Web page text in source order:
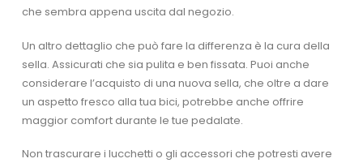
che sembra appena uscita dal negozio.
Un altro dettaglio che può fare la differenza è la cura della
sella. Assicurati che sia pulita e ben fissata. Puoi anche
considerare l’acquisto di una nuova sella, che oltre a dare
un aspetto fresco alla tua bici, potrebbe anche offrire
maggior comfort durante le tue pedalate.
Non trascurare i lucchetti o gli accessori che potresti avere